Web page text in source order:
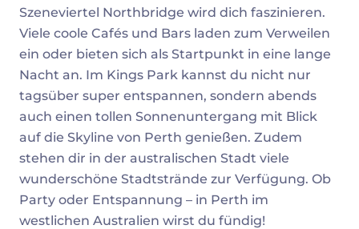
Szeneviertel Northbridge wird dich faszinieren.
Viele coole Cafés und Bars laden zum Verweilen
ein oder bieten sich als Startpunkt in eine lange
Nacht an. Im Kings Park kannst du nicht nur
tagsüber super entspannen, sondern abends
auch einen tollen Sonnenuntergang mit Blick
auf die Skyline von Perth genießen. Zudem
stehen dir in der australischen Stadt viele
wunderschöne Stadtstrände zur Verfügung. Ob
Party oder Entspannung – in Perth im
westlichen Australien wirst du fündig!